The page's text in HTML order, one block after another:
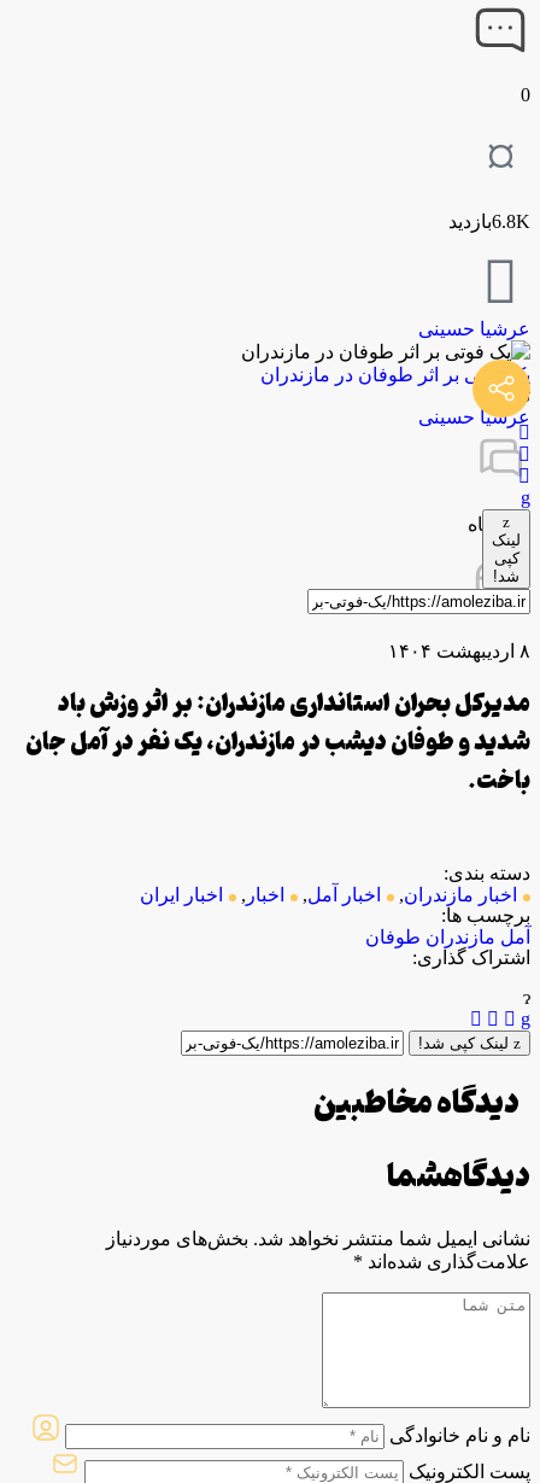
0
6.8Kبازدید
عرشیا حسینی
لینک
کپی
شد!
یک فوتی بر اثر طوفان در مازندران
توسط
عرشیا حسینی
۸ اردیبهشت ۱۴۰۴
مدیرکل بحران استانداری مازندران: بر اثر وزش باد
شدید و طوفان دیشب در مازندران، یک نفر در آمل جان
باخت.
دسته بندی:
اخبار مازندران, اخبار آمل, اخبار ,
اخبار ایران
برچسب ها:
آمل مازندران طوفان
اشتراک گذاری:
لینک کپی شد!
دیدگاه مخاطبین
دیدگاهشما
نشانی ایمیل شما منتشر نخواهد شد. بخش‌های موردنیاز
علامت‌گذاری شده‌اند *
نام و نام خانوادگی
پست الکترونیک